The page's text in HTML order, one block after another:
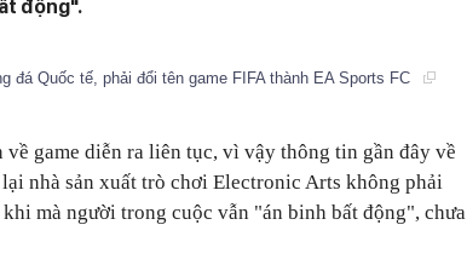
động".
đá Quốc tế, phải đổi tên game FIFA thành EA Sports FC
game diễn ra liên tục, vì vậy thông tin gần đây về
nhà sản xuất trò chơi Electronic Arts không phải
mà người trong cuộc vẫn "án binh bất động", chưa